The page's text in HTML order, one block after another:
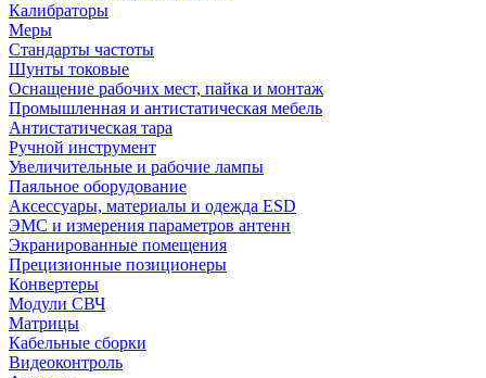
Калибраторы
Меры
Стандарты частоты
Шунты токовые
Оснащение рабочих мест, пайка и монтаж
Промышленная и антистатическая мебель
Антистатическая тара
Ручной инструмент
Увеличительные и рабочие лампы
Паяльное оборудование
Аксессуары, материалы и одежда ESD
ЭМС и измерения параметров антенн
Экранированные помещения
Прецизионные позиционеры
Конвертеры
Модули СВЧ
Матрицы
Кабельные сборки
Видеоконтроль